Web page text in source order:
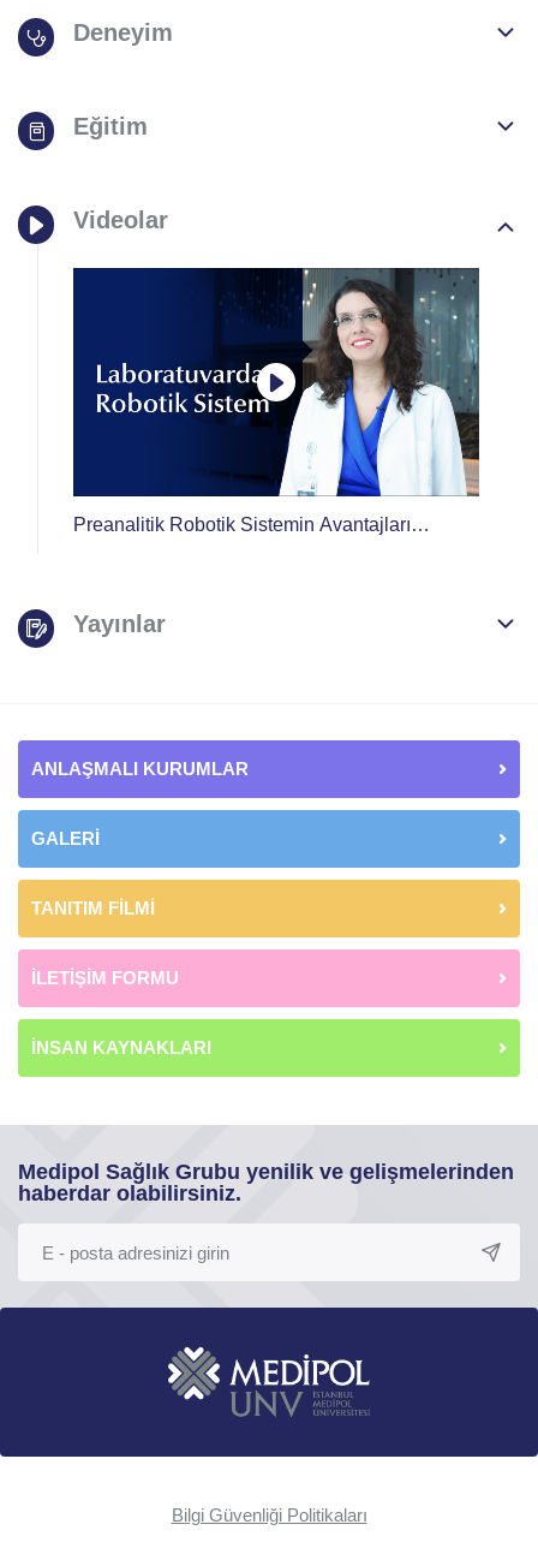
Deneyim
Eğitim
Videolar
Preanalitik Robotik Sistemin Avantajları
Yayınlar
ANLAŞMALI KURUMLAR
GALERİ
TANITIM FİLMİ
İLETİŞİM FORMU
İNSAN KAYNAKLARI
Medipol Sağlık Grubu yenilik ve gelişmelerinden
haberdar olabilirsiniz.
Bilgi Güvenliği Politikaları